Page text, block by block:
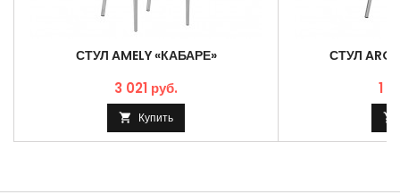
СТУЛ AMELY «КАБАРЕ»
3 021 руб.
 Купить
СТУЛ
1
